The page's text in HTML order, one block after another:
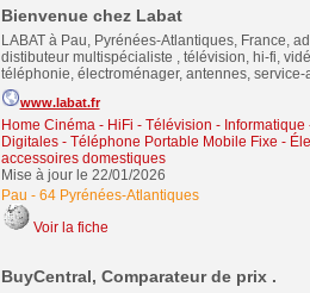
Bienvenue chez Labat
LABAT à Pau, Pyrénées-Atlantiques, France,
distibuteur multispécialiste , télévision, hi-fi,
téléphonie, électroménager, antennes,
www.labat.fr
Home Cinéma - HiFi - Télévision -
Digitales- Téléphone Portable Mobile Fixe -
accessoires domestiques
Mise à jour le 22/01/2026
Pau - 64 Pyrénées-Atlantiques
Voir la fiche
BuyCentral, Comparateur de prix .